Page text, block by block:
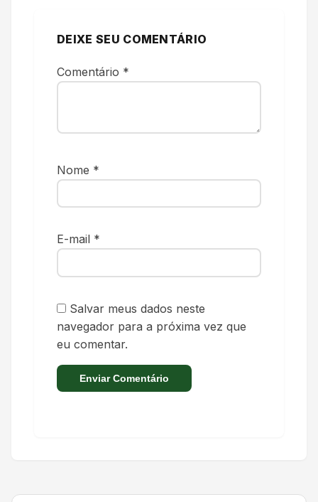
DEIXE SEU COMENTÁRIO
Comentário *
Nome *
E-mail *
Salvar meus dados neste
navegador para a próxima vez que
eu comentar.